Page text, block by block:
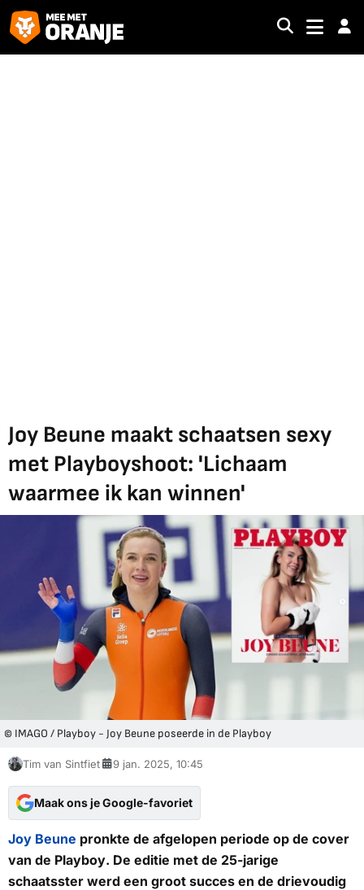
Joy Beune maakt schaatsen sexy
met Playboyshoot: 'Lichaam
waarmee ik kan winnen'
© IMAGO / Playboy - Joy Beune poseerde in de Playboy
Tim van Sintfiet 9 jan. 2025, 10:45
Maak ons je Google-favoriet
Joy Beune pronkte de afgelopen periode op de cover
van de Playboy. De editie met de 25-jarige
schaatsster werd een groot succes en de drievoudig